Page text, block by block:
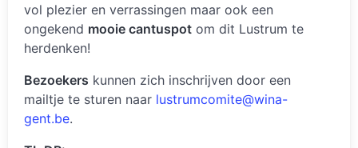
vol plezier en verrassingen maar ook een
ongekend mooie cantuspot om dit Lustrum te
herdenken!
Bezoekers kunnen zich inschrijven door een
mailtje te sturen naar lustrumcomite@wina-
gent.be.